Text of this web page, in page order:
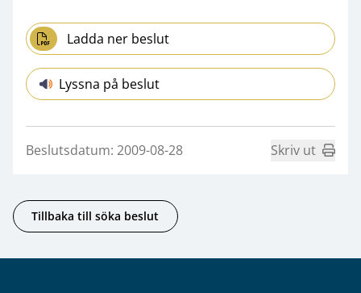
Ladda ner beslut
Lyssna på beslut
Beslutsdatum: 2009-08-28 Skriv ut
Tillbaka till söka beslut